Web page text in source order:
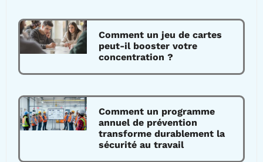
Comment un jeu de cartes
peut-il booster votre
concentration ?
Comment un programme
annuel de prévention
transforme durablement la
sécurité au travail